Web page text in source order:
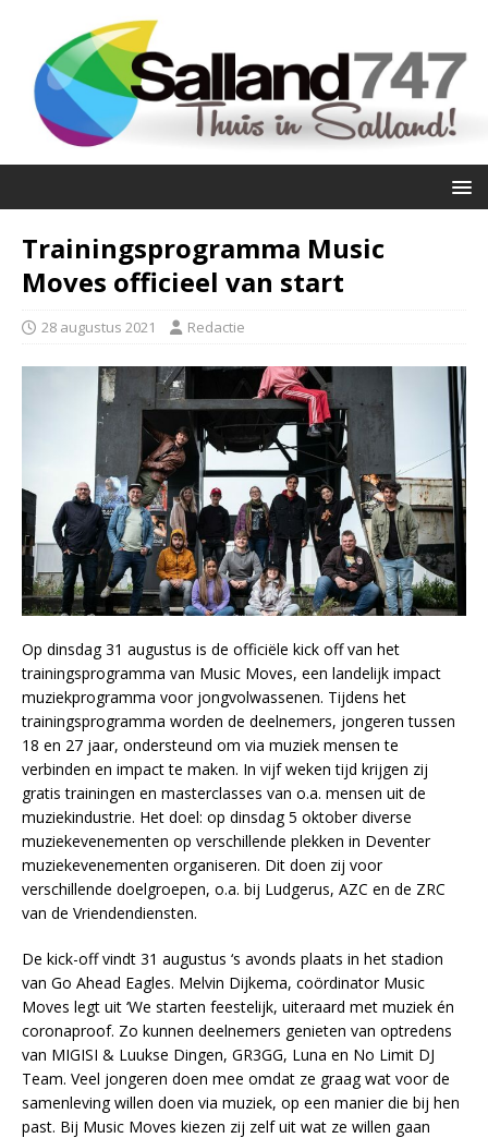
Trainingsprogramma Music
Moves officieel van start
28 augustus 2021 Redactie
Op dinsdag 31 augustus is de officiële kick off van het
trainingsprogramma van Music Moves, een landelijk impact
muziekprogramma voor jongvolwassenen. Tijdens het
trainingsprogramma worden de deelnemers, jongeren tussen
18 en 27 jaar, ondersteund om via muziek mensen te
verbinden en impact te maken. In vijf weken tijd krijgen zij
gratis trainingen en masterclasses van o.a. mensen uit de
muziekindustrie. Het doel: op dinsdag 5 oktober diverse
muziekevenementen op verschillende plekken in Deventer
muziekevenementen organiseren. Dit doen zij voor
verschillende doelgroepen, o.a. bij Ludgerus, AZC en de ZRC
van de Vriendendiensten.
De kick-off vindt 31 augustus ‘s avonds plaats in het stadion
van Go Ahead Eagles. Melvin Dijkema, coördinator Music
Moves legt uit ‘We starten feestelijk, uiteraard met muziek én
coronaproof. Zo kunnen deelnemers genieten van optredens
van MIGISI & Luukse Dingen, GR3GG, Luna en No Limit DJ
Team. Veel jongeren doen mee omdat ze graag wat voor de
samenleving willen doen via muziek, op een manier die bij hen
past. Bij Music Moves kiezen zij zelf uit wat ze willen gaan